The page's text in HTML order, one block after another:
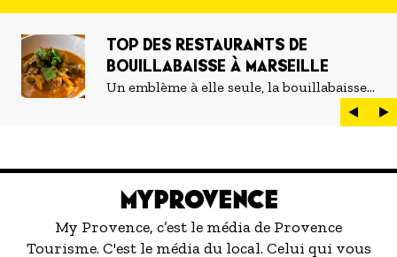
TOP DES RESTAURANTS DE
BOUILLABAISSE À MARSEILLE
Un emblème à elle seule, la bouillabaisse
est LE plat marseillais par excellence. On
peut d'ailleurs vite être submergé·e par la
servir la meilleure...
MYPROVENCE
My Provence, c’est le média de Provence
Tourisme. C'est le média du local. Celui qui vous